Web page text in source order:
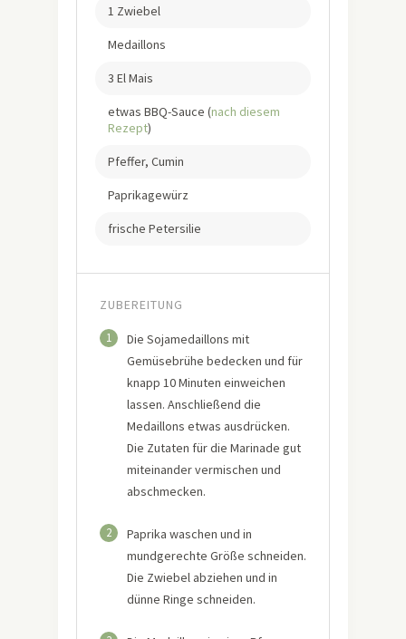
1 Zwiebel
Medaillons
3 El Mais
etwas BBQ-Sauce (nach diesem
Rezept)
Pfeffer, Cumin
Paprikagewürz
frische Petersilie
ZUBEREITUNG
1
Die Sojamedaillons mit
Gemüsebrühe bedecken und für
knapp 10 Minuten einweichen
lassen. Anschließend die
Medaillons etwas ausdrücken.
Die Zutaten für die Marinade gut
miteinander vermischen und
abschmecken.
2
Paprika waschen und in
mundgerechte Größe schneiden.
Die Zwiebel abziehen und in
dünne Ringe schneiden.